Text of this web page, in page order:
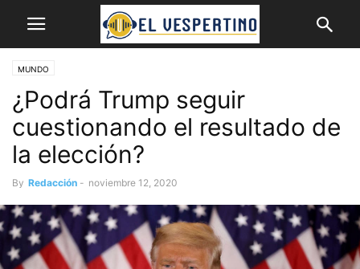
MUNDO
¿Podrá Trump seguir
cuestionando el resultado de
la elección?
By Redacción - noviembre 12, 2020